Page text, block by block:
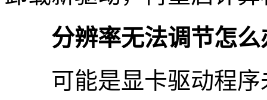
分辨率无法调节怎么
可能是显卡驱动程序